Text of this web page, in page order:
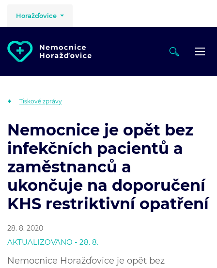
Horažďovice
Tiskové zprávy
Nemocnice je opět bez
infekčních pacientů a
zaměstnanců a
ukončuje na doporučení
KHS restriktivní opatření
28. 8. 2020
AKTUALIZOVˇANO - 28. 8.
Nemocnice Horažďovice je opět bez